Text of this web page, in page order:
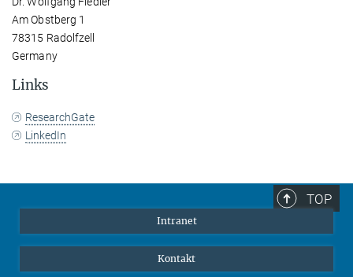
Am Obstberg 1
78315 Radolfzell
Germany
Links
ResearchGate
LinkedIn
TOP
Intranet
Kontakt